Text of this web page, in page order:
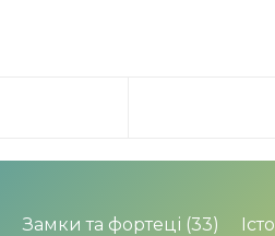
Замки та фортеці (33)